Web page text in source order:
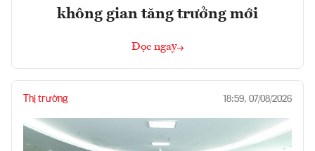
không gian tăng trưởng mới
Đọc ngay
Thị trường 18:59, 07/08/2026